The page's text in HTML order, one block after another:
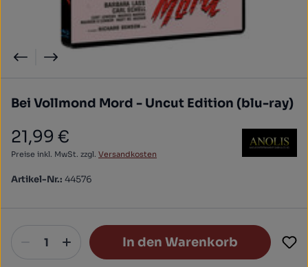
Bei Vollmond Mord - Uncut Edition (blu-ray)
Regulärer Preis:
21,99 €
Preise inkl. MwSt. zzgl. Versandkosten
Artikel-Nr.: 44576
In den Warenkorb